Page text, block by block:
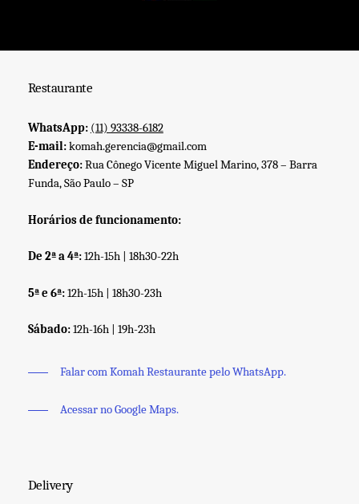
Restaurante
WhatsApp: (11) 93338-6182
E-mail:komah.gerencia@gmail.com
Endereço:Rua Cônego Vicente Miguel Marino, 378 – Barra
Funda, São Paulo – SP
Horários de funcionamento:
De 2ª a 4ª:12h-15h | 18h30-22h
5ª e 6ª:12h-15h | 18h30-23h
Sábado:12h-16h | 19h-23h
Falar com Komah Restaurante pelo WhatsApp.
Acessar no Google Maps.
Delivery